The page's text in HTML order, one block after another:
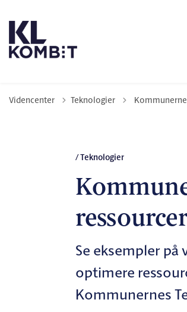
Videncenter Teknologier Tilbage til
/ Teknologier
Se eksempler på
optimere
Kommunernes